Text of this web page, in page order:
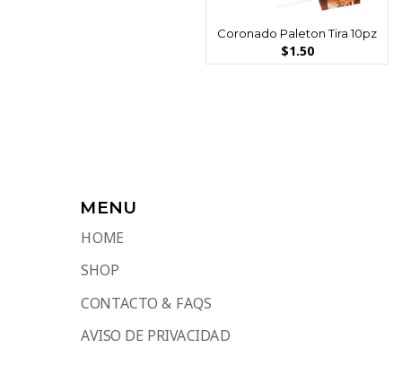
Coronado Paleton Tira 10pz
$1.50
MENU
HOME
SHOP
CONTACTO & FAQS
AVISO DE PRIVACIDAD